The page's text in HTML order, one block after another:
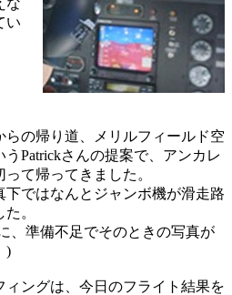
い
らの帰り道、メリルフィールド空
Patrickさんの提案で、アンカレ
て帰ってきました。
ではなんとジャンボ機が滑走路
。
、準備不足でそのときの写真が
)
ングは、今日のフライト結果を